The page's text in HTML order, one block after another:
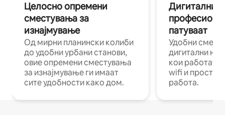
Целосно опремени
сместувања за
изнајмување
Од мирни планински колиби
до удобни урбани станови,
овие опремени сместувања
за изнајмување ги имаат
сите удобности како дом.
Дигитални
патуваат
Удобни
дигитални
кои работат
wifi и
работа.